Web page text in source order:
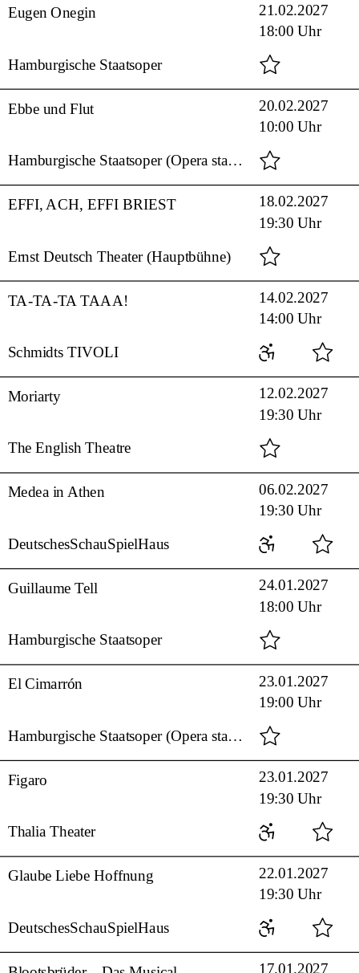
Hamburgische Staatsoper
21.02.2027
18:00 Uhr
Eugen Onegin
Hamburgische Staatsoper (Opera stabile)
20.02.2027
10:00 Uhr
Ebbe und Flut
Ernst Deutsch Theater (Hauptbühne)
18.02.2027
19:30 Uhr
EFFI, ACH, EFFI BRIEST
Schmidts TIVOLI
14.02.2027
14:00 Uhr
TA-TA-TA TAAA!
The English Theatre
12.02.2027
19:30 Uhr
Moriarty
DeutschesSchauSpielHaus
06.02.2027
19:30 Uhr
Medea in Athen
Hamburgische Staatsoper
24.01.2027
18:00 Uhr
Guillaume Tell
Hamburgische Staatsoper (Opera stabile)
23.01.2027
19:00 Uhr
El Cimarrón
Thalia Theater
23.01.2027
19:30 Uhr
Figaro
DeutschesSchauSpielHaus
22.01.2027
19:30 Uhr
Glaube Liebe Hoffnung
17.01.2027